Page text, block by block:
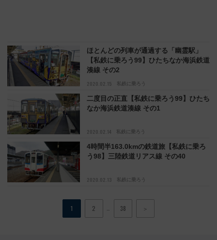
2020.02.15 私鉄に乗ろう
ほとんどの列車が通過する「幽霊駅」
【私鉄に乗ろう99】ひたちなか海浜鉄道
湊線 その2
2020.02.14 私鉄に乗ろう
二度目の正直【私鉄に乗ろう99】ひたち
なか海浜鉄道湊線 その1
2020.02.13 私鉄に乗ろう
4時間半163.0kmの鉄道旅【私鉄に乗ろ
う98】三陸鉄道リアス線 その40
1 2 38 ＞